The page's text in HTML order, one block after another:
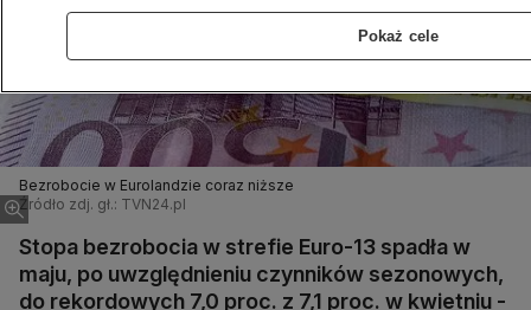
Bezrobocie w Eurolandzie coraz niższe
Źródło zdj. gł.: TVN24.pl
Stopa bezrobocia w strefie Euro-13 spadła w
maju, po uwzględnieniu czynników sezonowych,
do rekordowych 7,0 proc. z 7,1 proc. w kwietniu -
Pokaż cele